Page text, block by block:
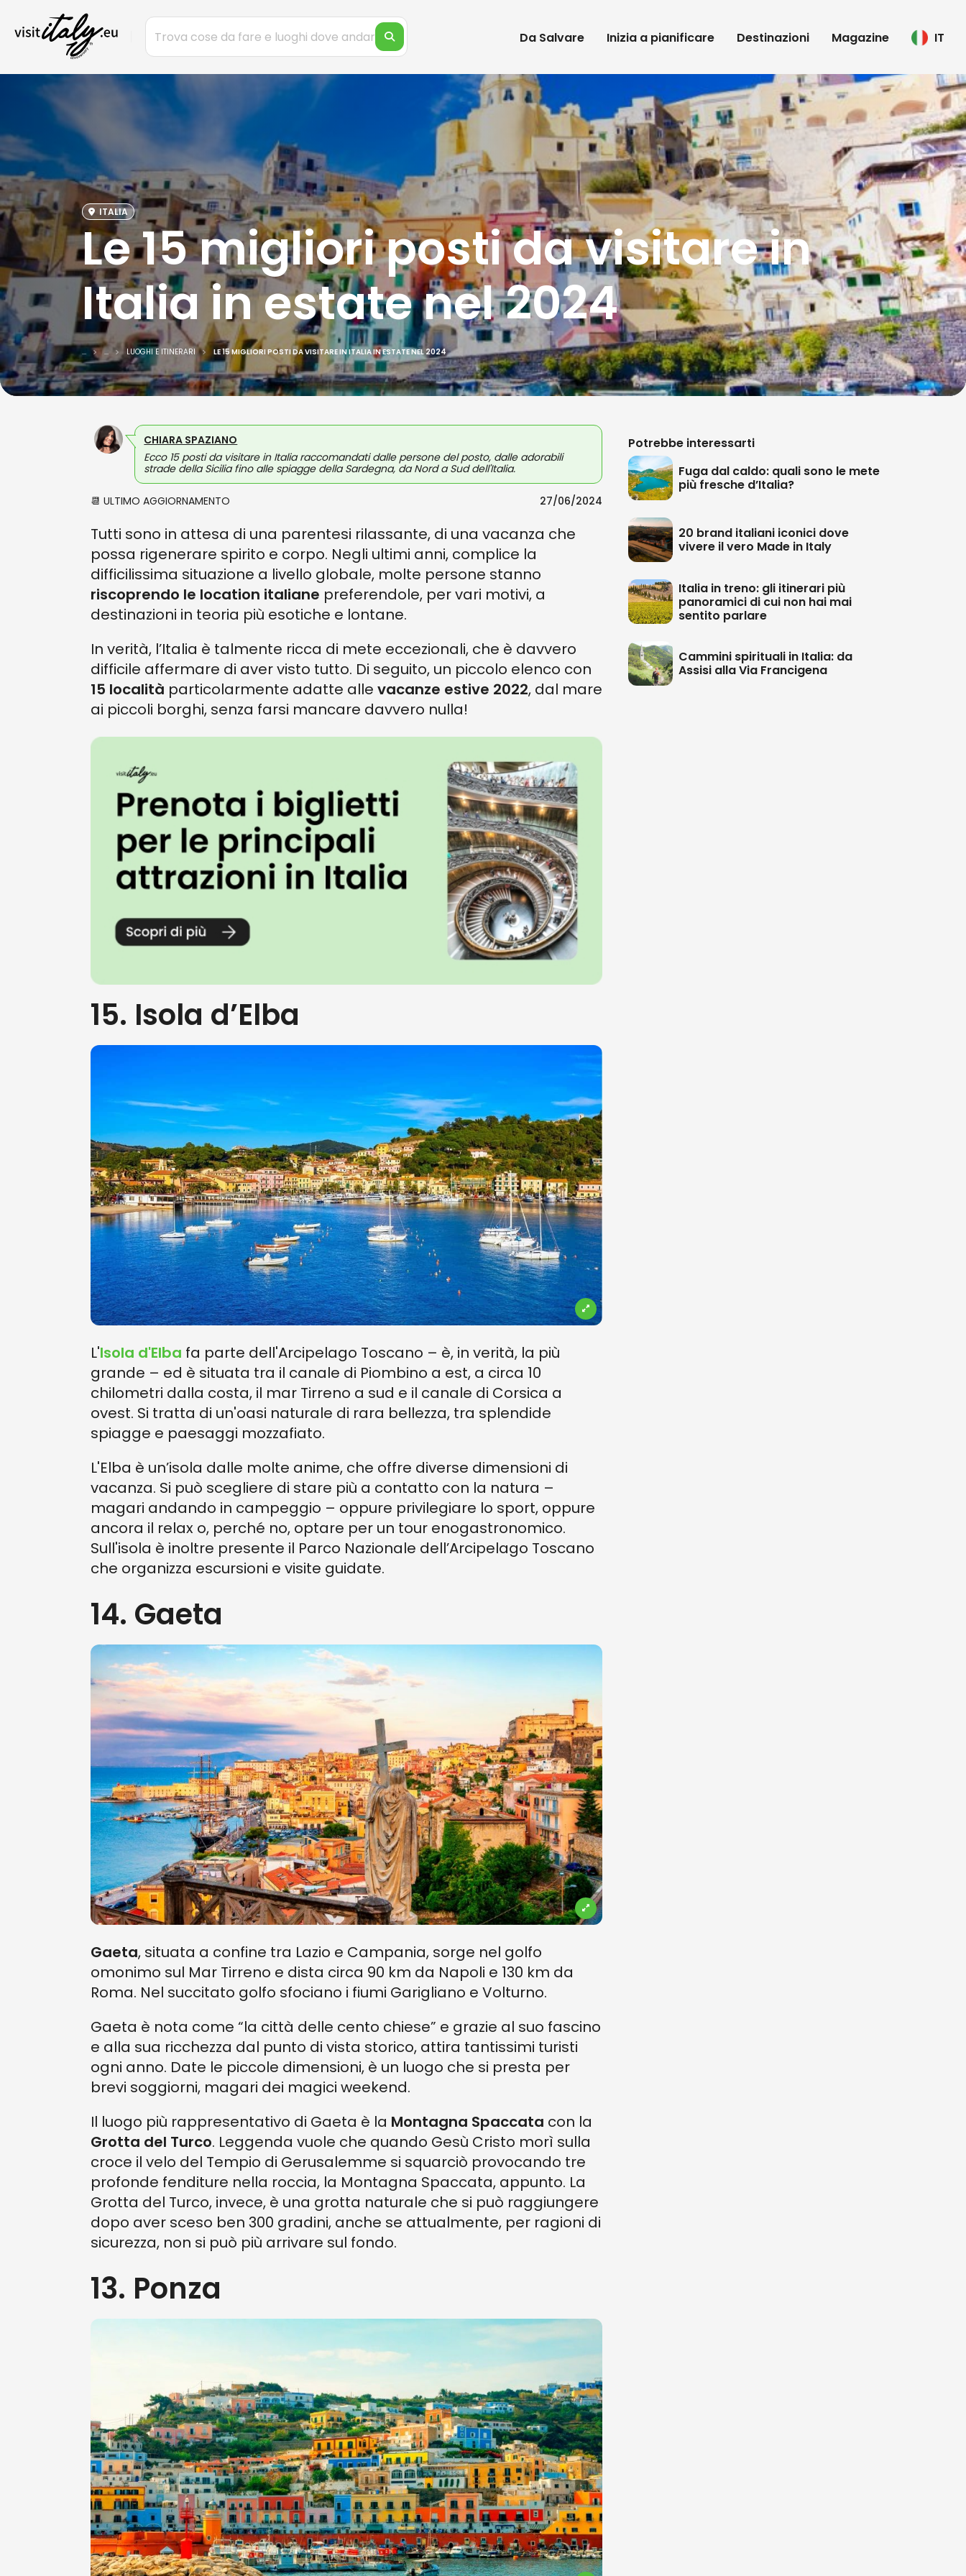
Da Salvare Inizia a pianificare Destinazioni Magazine IT
ITALIA
Le 15 migliori posti da visitare in
Italia in estate nel 2024
... ... LUOGHI E ITINERARI LE 15 MIGLIORI POSTI DA VISITARE IN ITALIA IN ESTATE NEL 2024
CHIARA SPAZIANO
Ecco 15 posti da visitare in Italia raccomandati dalle persone del posto, dalle adorabili
strade della Sicilia fino alle spiagge della Sardegna, da Nord a Sud dell'Italia.
📆 ULTIMO AGGIORNAMENTO 27/06/2024
Tutti sono in attesa di una parentesi rilassante, di una vacanza che
possa rigenerare spirito e corpo. Negli ultimi anni, complice la
difficilissima situazione a livello globale, molte persone stanno
riscoprendo le location italiane preferendole, per vari motivi, a
destinazioni in teoria più esotiche e lontane.
In verità, l’Italia è talmente ricca di mete eccezionali, che è davvero
difficile affermare di aver visto tutto. Di seguito, un piccolo elenco con
15 località particolarmente adatte alle vacanze estive 2022, dal mare
ai piccoli borghi, senza farsi mancare davvero nulla!
15. Isola d’Elba
L'Isola d'Elba fa parte dell'Arcipelago Toscano – è, in verità, la più
grande – ed è situata tra il canale di Piombino a est, a circa 10
chilometri dalla costa, il mar Tirreno a sud e il canale di Corsica a
ovest. Si tratta di un'oasi naturale di rara bellezza, tra splendide
spiagge e paesaggi mozzafiato.
L'Elba è un’isola dalle molte anime, che offre diverse dimensioni di
vacanza. Si può scegliere di stare più a contatto con la natura –
magari andando in campeggio – oppure privilegiare lo sport, oppure
ancora il relax o, perché no, optare per un tour enogastronomico.
Sull'isola è inoltre presente il Parco Nazionale dell’Arcipelago Toscano
che organizza escursioni e visite guidate.
14. Gaeta
Gaeta, situata a confine tra Lazio e Campania, sorge nel golfo
omonimo sul Mar Tirreno e dista circa 90 km da Napoli e 130 km da
Roma. Nel succitato golfo sfociano i fiumi Garigliano e Volturno.
Gaeta è nota come “la città delle cento chiese” e grazie al suo fascino
e alla sua ricchezza dal punto di vista storico, attira tantissimi turisti
ogni anno. Date le piccole dimensioni, è un luogo che si presta per
brevi soggiorni, magari dei magici weekend.
Il luogo più rappresentativo di Gaeta è la Montagna Spaccata con la
Grotta del Turco. Leggenda vuole che quando Gesù Cristo morì sulla
croce il velo del Tempio di Gerusalemme si squarciò provocando tre
profonde fenditure nella roccia, la Montagna Spaccata, appunto. La
Grotta del Turco, invece, è una grotta naturale che si può raggiungere
dopo aver sceso ben 300 gradini, anche se attualmente, per ragioni di
sicurezza, non si può più arrivare sul fondo.
13. Ponza
Potrebbe interessarti
Fuga dal caldo: quali sono le mete
più fresche d’Italia?
20 brand italiani iconici dove
vivere il vero Made in Italy
Italia in treno: gli itinerari più
panoramici di cui non hai mai
sentito parlare
Cammini spirituali in Italia: da
Assisi alla Via Francigena